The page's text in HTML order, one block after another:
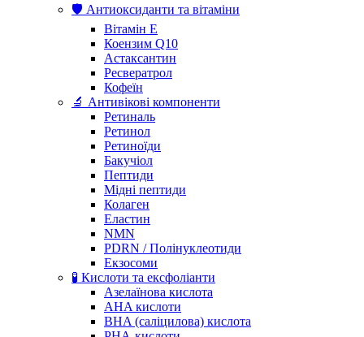
🛡️ Антиоксиданти та вітаміни
Вітамін Е
Коензим Q10
Астаксантин
Ресвератрол
Кофеїн
🔬 Антивікові компоненти
Ретиналь
Ретинол
Ретиноїди
Бакучіол
Пептиди
Мідні пептиди
Колаген
Еластин
NMN
PDRN / Полінуклеотиди
Екзосоми
🧪 Кислоти та ексфоліанти
Азелаїнова кислота
AHA кислоти
BHA (саліцилова) кислота